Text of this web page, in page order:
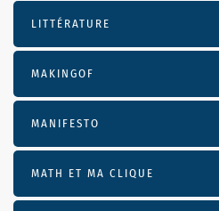
LITTÉRATURE
MAKINGOF
MANIFESTO
MATH ET MA CLIQUE